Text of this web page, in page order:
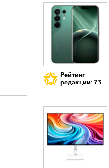
Рейтинг
редакции: 7.3